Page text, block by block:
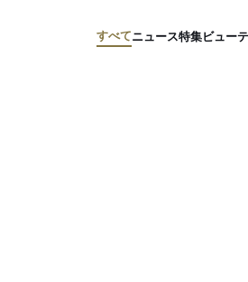
すべてニュース特集ビュー